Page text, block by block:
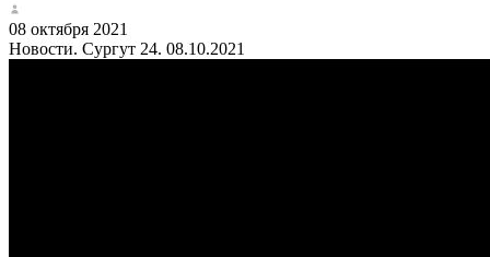
08 октября 2021
Новости. Сургут 24. 08.10.2021